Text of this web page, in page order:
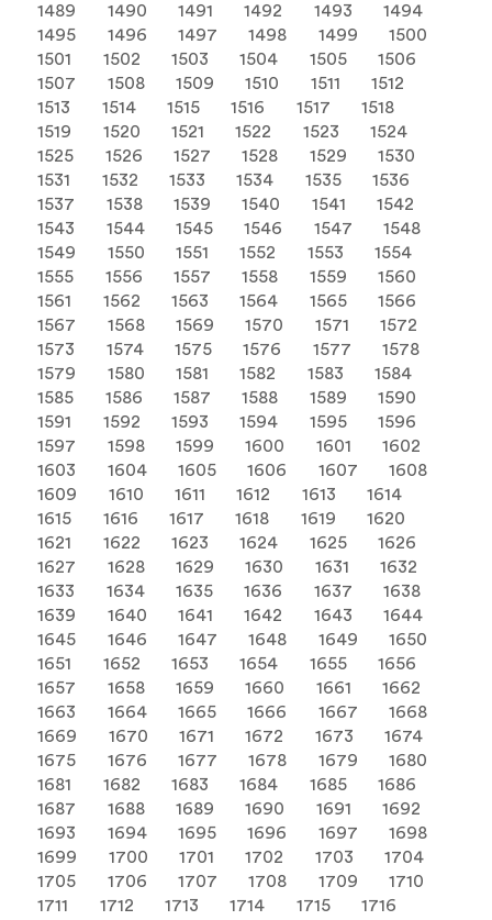
1489
1490 1491 1492 1493
1494
1495
1496 1497 1498 1499
1500
1501
1502 1503 1504 1505
1506
1507
1508 1509 1510 1511
1512
1513
1514 1515 1516 1517
1518
1519
1520 1521 1522 1523
1524
1525
1526 1527 1528 1529
1530
1531
1532 1533 1534 1535
1536
1537
1538 1539 1540 1541
1542
1543
1544 1545 1546 1547
1548
1549
1550 1551 1552 1553
1554
1555
1556 1557 1558 1559
1560
1561
1562 1563 1564 1565
1566
1567
1568 1569 1570 1571
1572
1573
1574 1575 1576 1577
1578
1579
1580 1581 1582 1583
1584
1585
1586 1587 1588 1589
1590
1591
1592 1593 1594 1595
1596
1597
1598 1599 1600 1601
1602
1603
1604 1605 1606 1607
1608
1609
1610 1611 1612 1613
1614
1615
1616 1617 1618 1619
1620
1621
1622 1623 1624 1625
1626
1627
1628 1629 1630 1631
1632
1633
1634 1635 1636 1637
1638
1639
1640 1641 1642 1643
1644
1645
1646 1647 1648 1649
1650
1651
1652 1653 1654 1655
1656
1657
1658 1659 1660 1661
1662
1663
1664 1665 1666 1667
1668
1669
1670 1671 1672 1673
1674
1675
1676 1677 1678 1679
1680
1681
1682 1683 1684 1685
1686
1687
1688 1689 1690 1691
1692
1693
1694 1695 1696 1697
1698
1699
1700 1701 1702 1703
1704
1705
1706 1707 1708 1709
1710
1711
1712 1713 1714 1715
1716